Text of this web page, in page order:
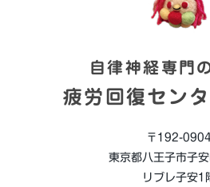
自律神経専門
疲労回復セン
〒192-0904
東京都八王子市子
リブレ子安1